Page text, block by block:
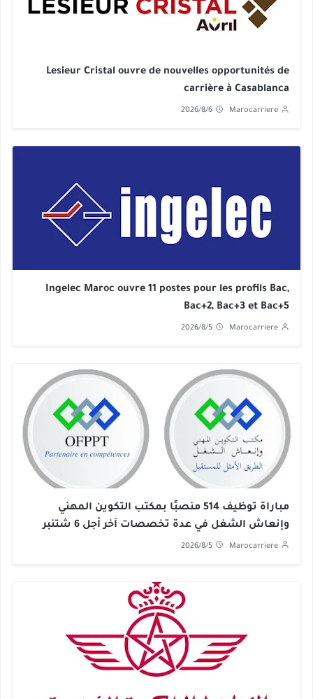
Lesieur Cristal ouvre de nouvelles opportunités de
carrière à Casablanca
Marocarriere
2026/8/6
Ingelec Maroc ouvre 11 postes pour les profils Bac,
Bac+2, Bac+3 et Bac+5
Marocarriere
2026/8/5
مباراة توظيف 514 منصبًا بمكتب التكوين المهني
وإنعاش الشغل في عدة تخصصات آخر أجل 6 شتنبر
2026
Marocarriere
2026/8/5